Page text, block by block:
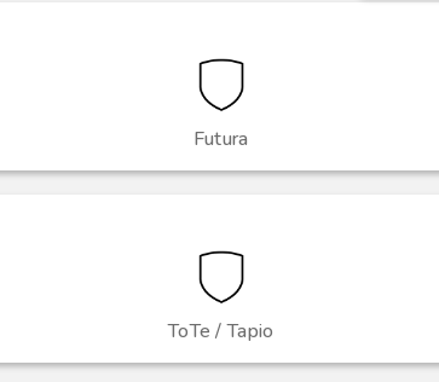
Futura
ToTe / Tapio